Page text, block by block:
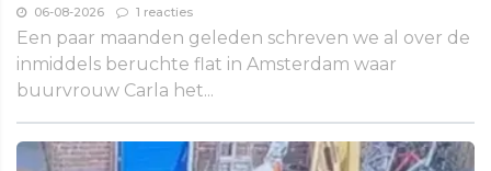
06-08-2026 1 reacties
Een paar maanden geleden schreven we al over de
inmiddels beruchte flat in Amsterdam waar
buurvrouw Carla het...